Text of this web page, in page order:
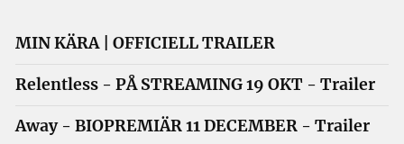
MIN KÄRA | OFFICIELL TRAILER
Relentless - PÅ STREAMING 19 OKT - Trailer
Away - BIOPREMIÄR 11 DECEMBER - Trailer